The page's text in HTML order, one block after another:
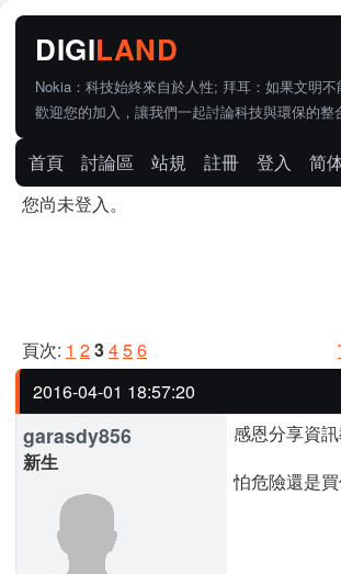
Nokia：科技始終來自於人性; 拜耳：如果文明
歡迎您的加入，讓我們一起討論科技與環保的整
首頁 討論區 站規 註冊 登入 简
您尚未登入。
頁次: 1 23456
2016-04-01 18:57:20
garasdy856
新生
感恩分享資
怕危險還是